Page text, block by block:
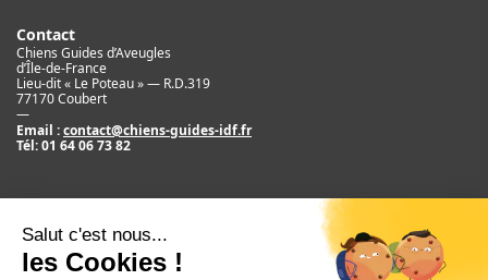
Contact
Chiens Guides d’Aveugles
d’Île-de-France
Lieu-dit « Le Poteau » — R.D.319
77170 Coubert
—
Email :contact@chiens-guides-idf.fr
Tél:01 64 06 73 82
Crédit
©2017 Chiens Guides d’Aveugles d’IDF